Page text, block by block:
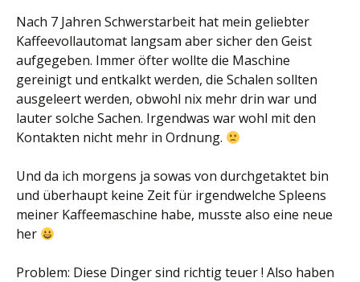
Nach 7 Jahren Schwerstarbeit hat mein geliebter
Kaffeevollautomat langsam aber sicher den Geist
aufgegeben. Immer öfter wollte die Maschine
gereinigt und entkalkt werden, die Schalen sollten
ausgeleert werden, obwohl nix mehr drin war und
lauter solche Sachen. Irgendwas war wohl mit den
Kontakten nicht mehr in Ordnung.
Und da ich morgens ja sowas von durchgetaktet bin
und überhaupt keine Zeit für irgendwelche Spleens
meiner Kaffeemaschine habe, musste also eine neue
her
Problem: Diese Dinger sind richtig teuer ! Also haben